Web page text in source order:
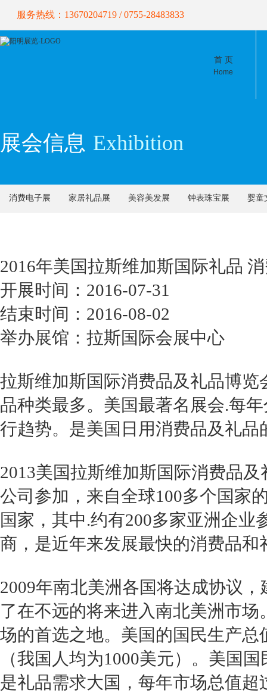
服务热线：13670204719 / 0755-28483833
首 页
Home
展会信息 Exhibition
消费电子展 家居礼品展 美容美发展 钟表珠宝展 婴童
2016年美国拉斯维加斯国际礼品
开展时间：2016-07-31
结束时间：2016-08-02
举办展馆：拉斯国际会展中心
拉斯维加斯国际消费品及礼品博览
品种类最多。美国最著名展会.每
行趋势。是美国日用消费品及礼
2013美国拉斯维加斯国际消费品
公司参加，来自全球100多个国家
国家，其中.约有200多家亚洲企
商，是近年来发展最快的消费品和
2009年南北美洲各国将达成协议
了在不远的将来进入南北美洲市
场的首选之地。美国的国民生产
（我国人均为1000美元）。美国
是礼品需求大国，每年市场总值